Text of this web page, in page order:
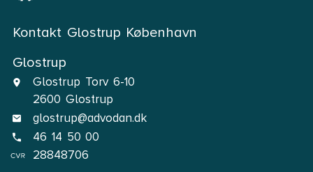
Kontakt Glostrup København
Glostrup
Glostrup Torv 6-10
2600 Glostrup
glostrup@advodan.dk
46 14 50 00
28848706